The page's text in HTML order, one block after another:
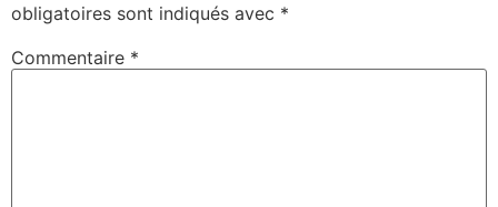
obligatoires sont indiqués avec *
Commentaire *